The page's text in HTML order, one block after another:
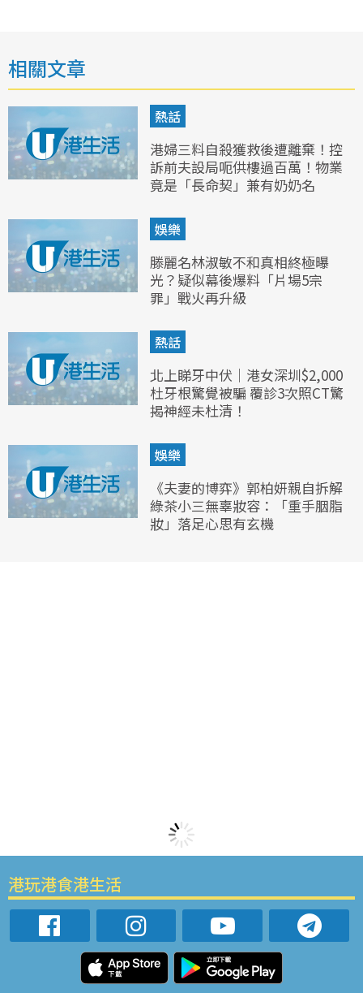
相關文章
熱話
港婦三料自殺獲救後遭離棄！控
訴前夫設局呃供樓過百萬！物業
竟是「長命契」兼有奶奶名
娛樂
滕麗名林淑敏不和真相終極曝
光？疑似幕後爆料「片場5宗
罪」戰火再升級
熱話
北上睇牙中伏｜港女深圳$2,000
杜牙根驚覺被騙 覆診3次照CT驚
揭神經未杜清！
娛樂
《夫妻的博弈》郭柏妍親自拆解
綠茶小三無辜妝容：「重手胭脂
妝」落足心思有玄機
港玩港食港生活